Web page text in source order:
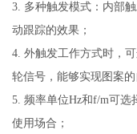
3. 多种触发模式：内部
动跟踪的效果；
4. 外触发工作方式时，
轮信号，能够实现图案的
5. 频率单位Hz和f/m可选
使用场合；